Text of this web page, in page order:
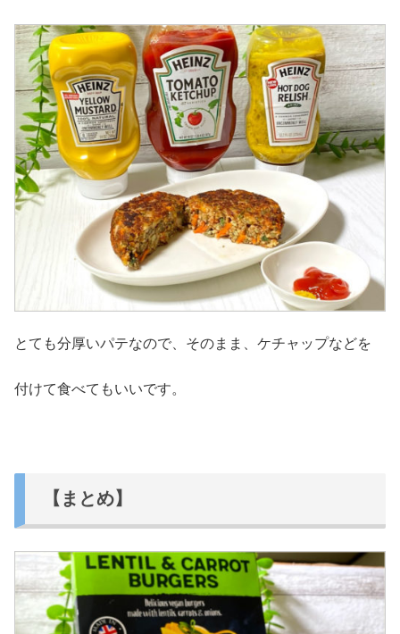
とても分厚いパテなので、そのまま、ケチャップなどを
付けて食べてもいいです。
【まとめ】